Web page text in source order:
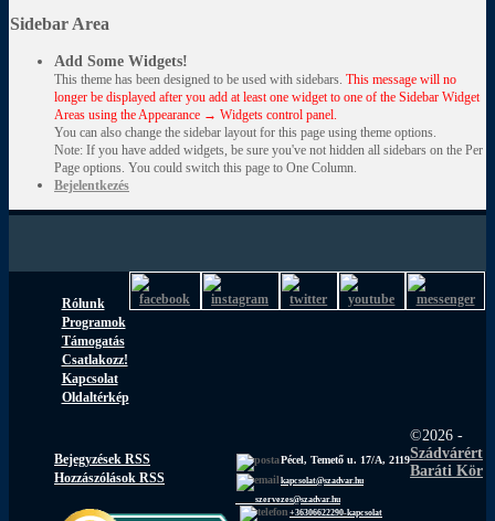
Sidebar Area
Add Some Widgets!
This theme has been designed to be used with sidebars. This message will no
longer be displayed after you add at least one widget to one of the Sidebar Widget
Areas using the Appearance → Widgets control panel.
You can also change the sidebar layout for this page using theme options.
Note: If you have added widgets, be sure you've not hidden all sidebars on the Per
Page options. You could switch this page to One Column.
Bejelentkezés
Rólunk
Programok
Támogatás
Csatlakozz!
Kapcsolat
Oldaltérkép
Bejegyzések RSS
Hozzászólások RSS
Pécel, Temető u. 17/A, 2119
kapcsolat@szadvar.hu
szervezes@szadvar.hu
+36306622290-kapcsolat
©2026 -
Szádvárért
Baráti Kör